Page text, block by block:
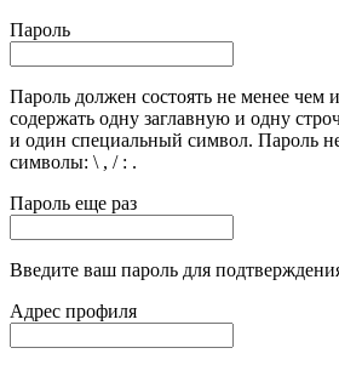
Пароль
Пароль должен состоять не менее чем
содержать одну заглавную и одну
и один специальный символ. Пароль
символы: \ , / : .
Пароль еще раз
Введите ваш пароль для
Адрес профиля